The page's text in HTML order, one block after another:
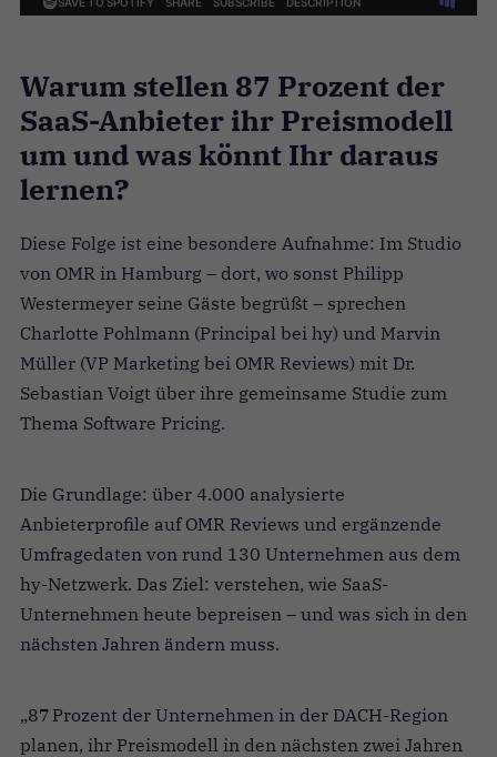
Warum stellen 87 Prozent der
SaaS-Anbieter ihr Preismodell
um und was könnt Ihr daraus
lernen?
Diese Folge ist eine besondere Aufnahme: Im Studio
von OMR in Hamburg – dort, wo sonst Philipp
Westermeyer seine Gäste begrüßt – sprechen
Charlotte Pohlmann (Principal bei hy) und Marvin
Müller (VP Marketing bei OMR Reviews) mit Dr.
Sebastian Voigt über ihre gemeinsame Studie zum
Thema Software Pricing.
Die Grundlage: über 4.000 analysierte
Anbieterprofile auf OMR Reviews und ergänzende
Umfragedaten von rund 130 Unternehmen aus dem
hy-Netzwerk. Das Ziel: verstehen, wie SaaS-
Unternehmen heute bepreisen – und was sich in den
nächsten Jahren ändern muss.
„87 Prozent der Unternehmen in der DACH-Region
planen, ihr Preismodell in den nächsten zwei Jahren